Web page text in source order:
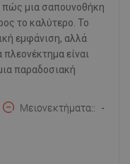
πώς μια σαπουνοθήκη
το καλύτερο. Το
εμφάνιση, αλλά
είναι
παραδοσιακή
Μειονεκτήματα: -